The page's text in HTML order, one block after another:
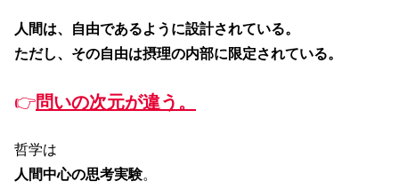
人間は、自由であるように設計されている。
ただし、その自由は摂理の内部に限定されている。
👉問いの次元が違う。
哲学は
人間中心の思考実験。